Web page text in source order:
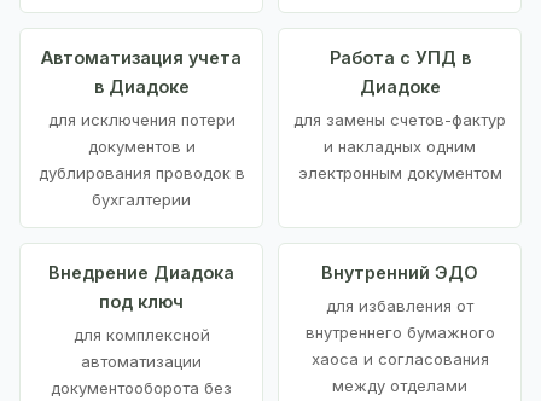
Автоматизация учета
в Диадоке
для исключения потери
документов и
дублирования проводок в
бухгалтерии
Работа с УПД в
Диадоке
для замены счетов-фактур
и накладных одним
электронным документом
Внедрение Диадока
под ключ
для комплексной
автоматизации
документооборота без
Внутренний ЭДО
для избавления от
внутреннего бумажного
хаоса и согласования
между отделами